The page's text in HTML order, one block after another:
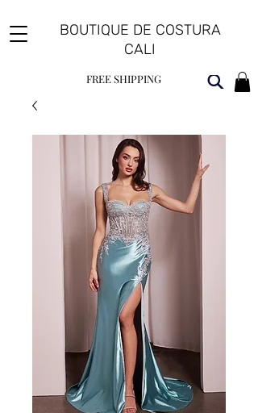
BOUTIQUE DE COSTURA
CALI
FREE SHIPPING